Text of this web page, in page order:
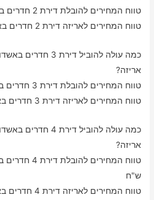
טווח המחירים להובלת דירת 2 חדרים באשדוד – בין 780-1110 ש"ח
טווח המחירים לאריזה דירת 2 חדרים באשדוד – בין 620-1060 ש"ח
כמה עולה להוביל
אריזה?
טווח המחירים להובלת דירת 3 חדרים באשדוד – בין 930-2110 ש"ח
טווח המחירים לאריזה דירת 3 חדרים באשדוד – בין 1130-2680 ש"ח
כמה עולה להוביל
אריזה?
ש"ח
טווח המחירים לאריזה דירת 4 חדרים באשדוד – בין 1460-2070 ש"ח